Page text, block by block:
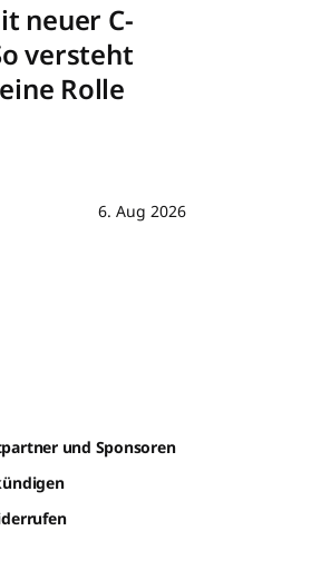
neuer C-
versteht
Rolle
6. Aug 2026
und Sponsoren